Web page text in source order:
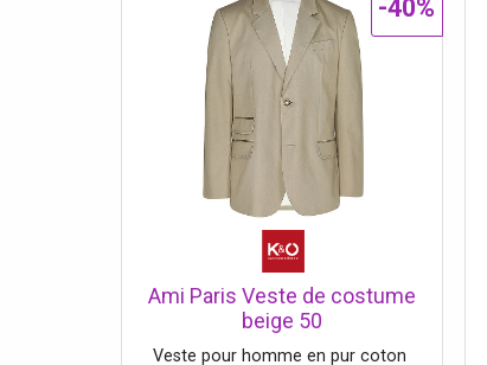
Ami Paris Veste de costume
beige 50
Veste pour homme en pur coton
-40%